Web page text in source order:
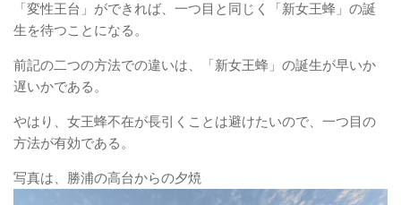
「変性王台」ができれば、一つ目と同じく「新女王蜂」の誕
生を待つことになる。
前記の二つの方法での違いは、「新女王蜂」の誕生が早いか
遅いかである。
やはり、女王蜂不在が長引くことは避けたいので、一つ目の
方法が有効である。
写真は、勝浦の高台からの夕焼